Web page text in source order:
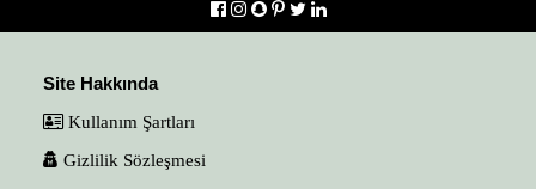
Site Hakkında
Kullanım Şartları
Gizlilik Sözleşmesi